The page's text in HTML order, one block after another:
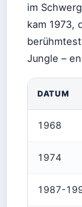
im
kam 1973,
Jungle –
DATUM
1968
1974
1987-